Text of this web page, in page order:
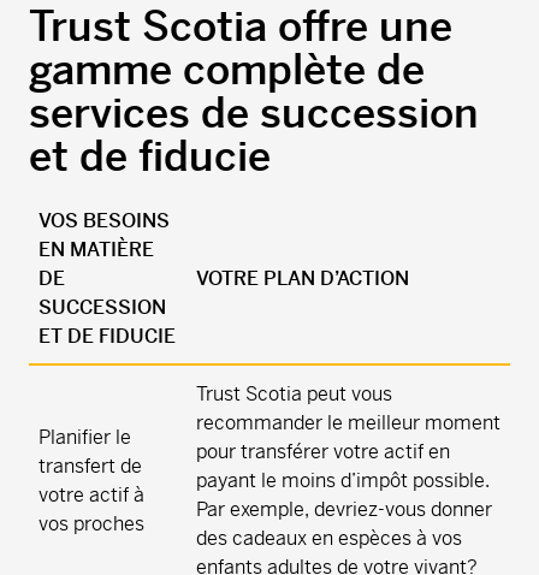
Trust Scotia offre une
gamme complète de
services de succession
et de fiducie
VOS BESOINS
EN MATIÈRE
DE
SUCCESSION
ET DE FIDUCIE
VOTRE PLAN D’ACTION
Planifier le
transfert de
votre actif à
vos proches
Trust Scotia peut vous
recommander le meilleur moment
pour transférer votre actif en
payant le moins d’impôt possible.
Par exemple, devriez-vous donner
des cadeaux en espèces à vos
enfants adultes de votre vivant?